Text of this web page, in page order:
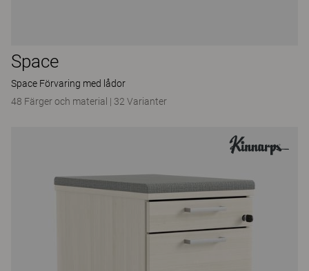
Space
Space Förvaring med lådor
48 Färger och material | 32 Varianter